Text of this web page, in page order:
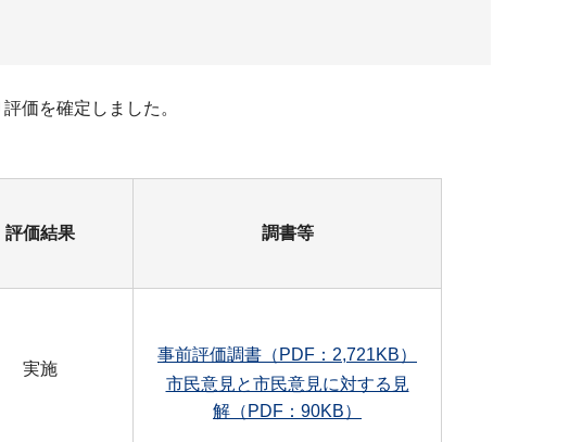
価を確定しました。
評価結果 調書等
実施
事前評価調書（PDF：2,721KB）
市民意見と市民意見に対する見
解（PDF：90KB）